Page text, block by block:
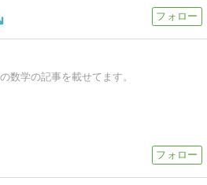
数学の記事を載せてます。